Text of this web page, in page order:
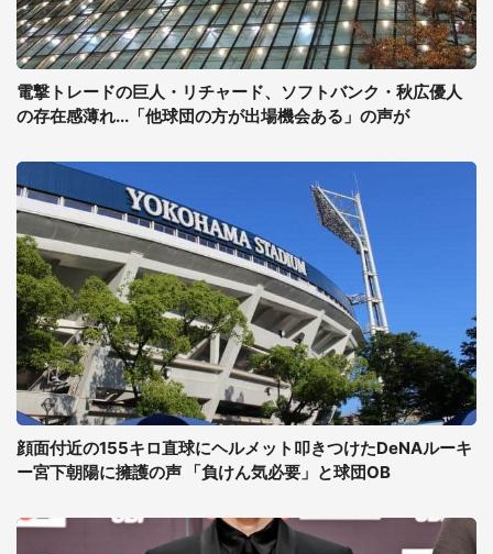
電撃トレードの巨人・リチャード、ソフトバンク・秋広優人
の存在感薄れ...「他球団の方が出場機会ある」の声が
顔面付近の155キロ直球にヘルメット叩きつけたDeNAルーキ
ー宮下朝陽に擁護の声 「負けん気必要」と球団OB